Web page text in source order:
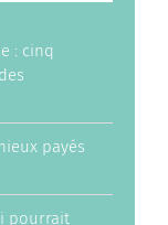
: cinq
payés
pourrait